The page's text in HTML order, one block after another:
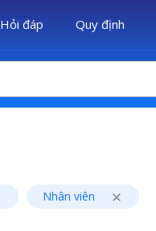
Hỏi đáp Quy định
Nhân viên